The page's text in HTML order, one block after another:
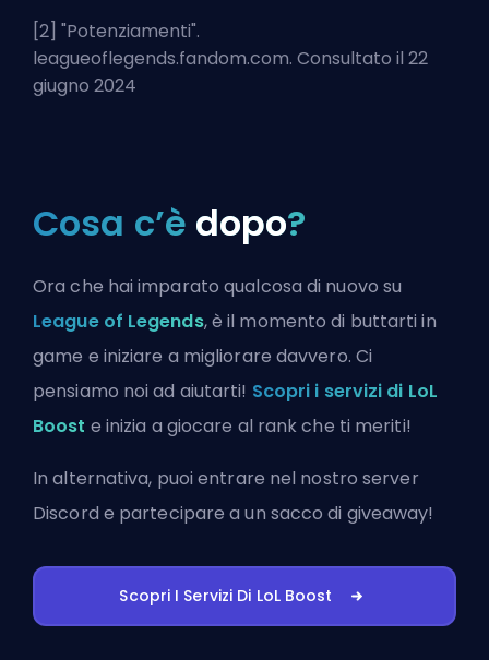
[2] "Potenziamenti".
leagueoflegends.fandom.com. Consultato il 22
giugno 2024
Cosa c’è dopo?
Ora che hai imparato qualcosa di nuovo su
League of Legends, è il momento di buttarti in
game e iniziare a migliorare davvero. Ci
pensiamo noi ad aiutarti! Scopri i servizi di LoL
Boost e inizia a giocare al rank che ti meriti!
In alternativa, puoientrare nel nostro server
Discord e partecipare a un sacco di giveaway!
Scopri I Servizi Di LoL Boost